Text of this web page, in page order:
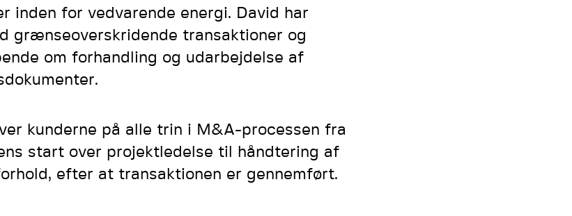
inden for vedvarende energi. David har
grænseoverskridende transaktioner og
om forhandling og udarbejdelse af
kunderne på alle trin i M&A-processen fra
start over projektledelse til håndtering af
efter at transaktionen er gennemført.